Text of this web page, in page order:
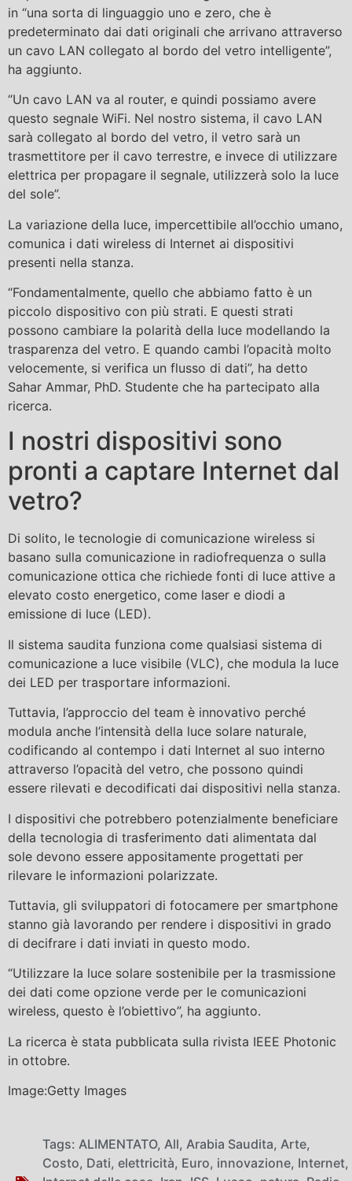
in “una sorta di linguaggio uno e zero, che è
predeterminato dai dati originali che arrivano attraverso
un cavo LAN collegato al bordo del vetro intelligente”,
ha aggiunto.
“Un cavo LAN va al router, e quindi possiamo avere
questo segnale WiFi. Nel nostro sistema, il cavo LAN
sarà collegato al bordo del vetro, il vetro sarà un
trasmettitore per il cavo terrestre, e invece di utilizzare
elettrica per propagare il segnale, utilizzerà solo la luce
del sole”.
La variazione della luce, impercettibile all’occhio umano,
comunica i dati wireless di Internet ai dispositivi
presenti nella stanza.
“Fondamentalmente, quello che abbiamo fatto è un
piccolo dispositivo con più strati. E questi strati
possono cambiare la polarità della luce modellando la
trasparenza del vetro. E quando cambi l’opacità molto
velocemente, si verifica un flusso di dati”, ha detto
Sahar Ammar, PhD. Studente che ha partecipato alla
ricerca.
I nostri dispositivi sono
pronti a captare Internet dal
vetro?
Di solito, le tecnologie di comunicazione wireless si
basano sulla comunicazione in radiofrequenza o sulla
comunicazione ottica che richiede fonti di luce attive a
elevato costo energetico, come laser e diodi a
emissione di luce (LED).
Il sistema saudita funziona come qualsiasi sistema di
comunicazione a luce visibile (VLC), che modula la luce
dei LED per trasportare informazioni.
Tuttavia, l’approccio del team è innovativo perché
modula anche l’intensità della luce solare naturale,
codificando al contempo i dati Internet al suo interno
attraverso l’opacità del vetro, che possono quindi
essere rilevati e decodificati dai dispositivi nella stanza.
I dispositivi che potrebbero potenzialmente beneficiare
della tecnologia di trasferimento dati alimentata dal
sole devono essere appositamente progettati per
rilevare le informazioni polarizzate.
Tuttavia, gli sviluppatori di fotocamere per smartphone
stanno già lavorando per rendere i dispositivi in ​​grado
di decifrare i dati inviati in questo modo.
“Utilizzare la luce solare sostenibile per la trasmissione
dei dati come opzione verde per le comunicazioni
wireless, questo è l’obiettivo”, ha aggiunto.
La ricerca è stata pubblicata sulla rivista IEEE Photonic
in ottobre.
Image:Getty Images
Tags: ALIMENTATO, All, Arabia Saudita, Arte,
Costo, Dati, elettricità, Euro, innovazione, Internet,